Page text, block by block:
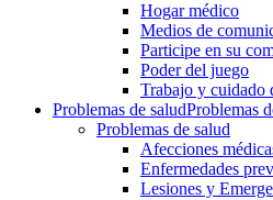
Hogar médico
Medios de
Participe en su
Poder del juego
Trabajo y cuidado
Problemas de saludProblemas
Problemas de salud
Afecciones
Enfermedades
Lesiones y